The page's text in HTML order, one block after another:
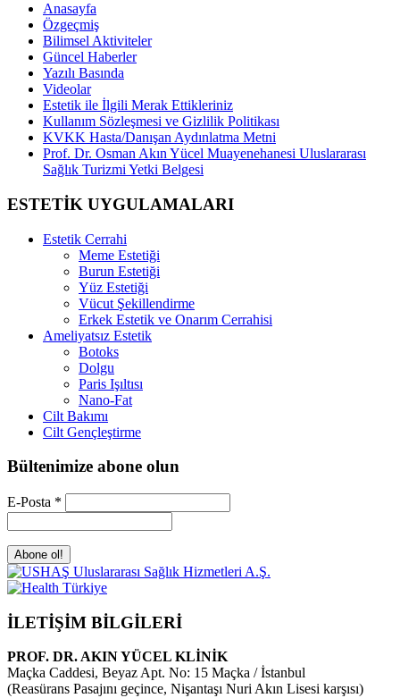
Anasayfa
Özgeçmiş
Bilimsel Aktiviteler
Güncel Haberler
Yazılı Basında
Videolar
Estetik ile İlgili Merak Ettikleriniz
Kullanım Sözleşmesi ve Gizlilik Politikası
KVKK Hasta/Danışan Aydınlatma Metni
Prof. Dr. Osman Akın Yücel Muayenehanesi Uluslararası
Sağlık Turizmi Yetki Belgesi
ESTETİK UYGULAMALARI
Estetik Cerrahi
Meme Estetiği
Burun Estetiği
Yüz Estetiği
Vücut Şekillendirme
Erkek Estetik ve Onarım Cerrahisi
Ameliyatsız Estetik
Botoks
Dolgu
Paris Işıltısı
Nano-Fat
Cilt Bakımı
Cilt Gençleştirme
Bültenimize abone olun
E-Posta *
İLETİŞİM BİLGİLERİ
PROF. DR. AKIN YÜCEL KLİNİK
Maçka Caddesi, Beyaz Apt. No: 15 Maçka / İstanbul
(Reasürans Pasajını geçince, Nişantaşı Nuri Akın Lisesi karşısı)